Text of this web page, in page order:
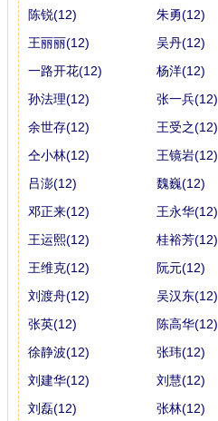
陈锐(12)
朱勇(12)
王丽丽(12)
吴丹(12)
一路开花(12)
杨洋(12)
孙法理(12)
张一兵(12)
余世存(12)
王受之(12)
仝小林(12)
王镜岩(12)
吕澎(12)
魏巍(12)
邓正来(12)
王永华(12)
王运熙(12)
桂裕芳(12)
王维克(12)
阮元(12)
刘渡舟(12)
吴汉东(12)
张英(12)
陈高华(12)
徐静波(12)
张玮(12)
刘建华(12)
刘慧(12)
刘磊(12)
张林(12)